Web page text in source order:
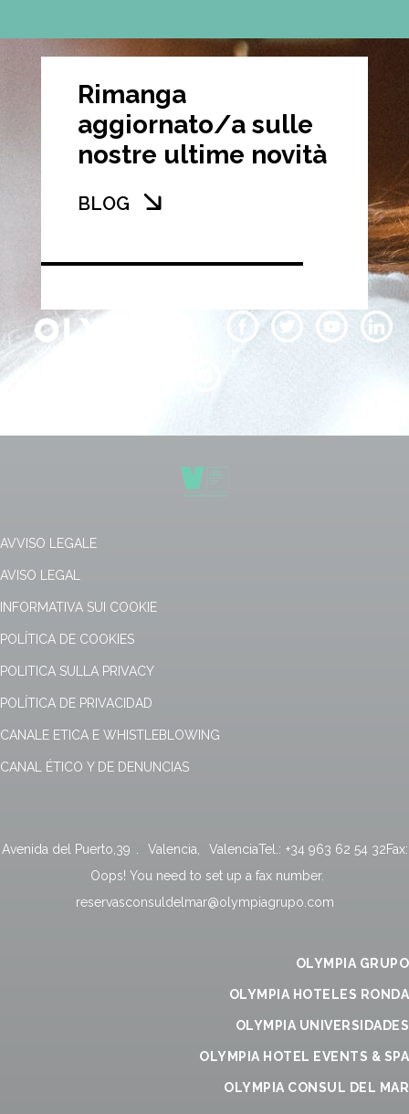
Rimanga
aggiornato/a sulle
nostre ultime novità
BLOG
AVVISO LEGALE
AVISO LEGAL
INFORMATIVA SUI COOKIE
POLÍTICA DE COOKIES
POLITICA SULLA PRIVACY
POLÍTICA DE PRIVACIDAD
CANALE ETICA E WHISTLEBLOWING
CANAL ÉTICO Y DE DENUNCIAS
Avenida del Puerto,39 . Valencia, ValenciaTel.: +34 963 62 54 32Fax:
Oops! You need to set up a fax number.
reservasconsuldelmar@olympiagrupo.com
OLYMPIA GRUPO
OLYMPIA HOTELES RONDA
OLYMPIA UNIVERSIDADES
OLYMPIA HOTEL EVENTS & SPA
OLYMPIA CONSUL DEL MAR